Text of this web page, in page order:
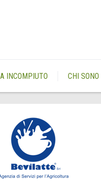
INCOMPIUTO CHI SONO